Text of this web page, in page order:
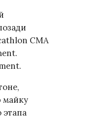
CMA
майку
этапа